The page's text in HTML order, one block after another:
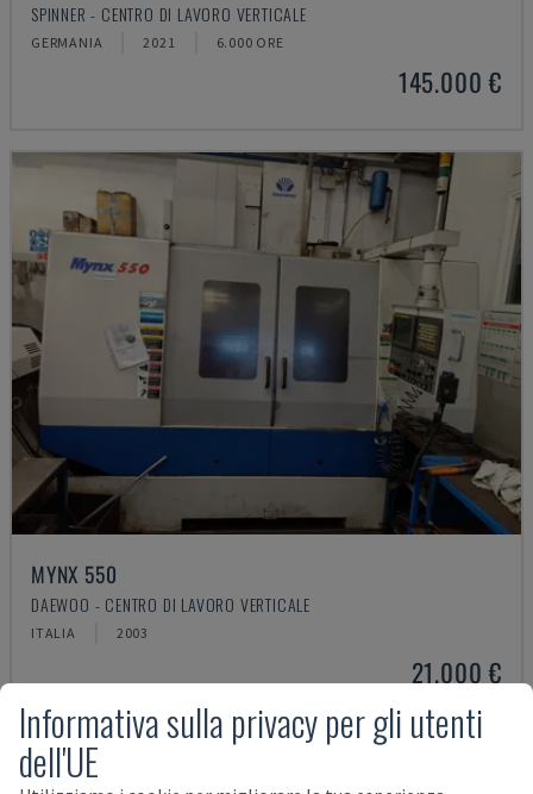
SPINNER - CENTRO DI LAVORO VERTICALE
GERMANIA 2021 6.000 ORE
145.000 €
MYNX 550
DAEWOO - CENTRO DI LAVORO VERTICALE
ITALIA 2003
21.000 €
Informativa sulla privacy per gli utenti
dell'UE